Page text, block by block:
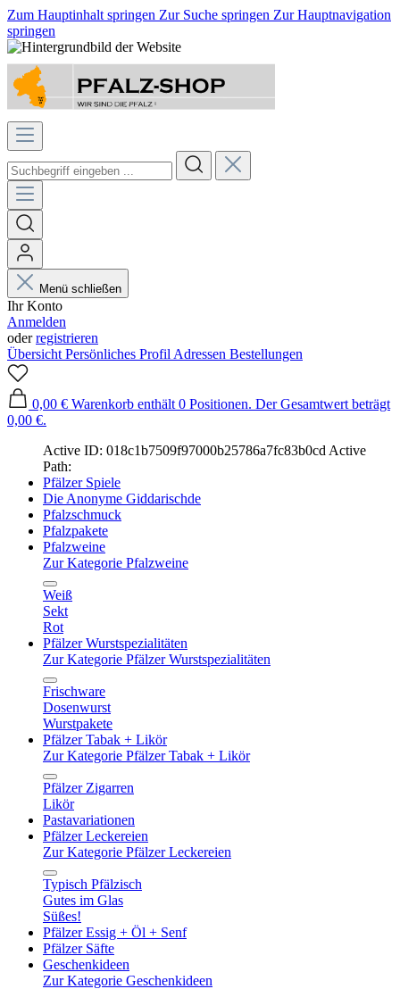
Zum Hauptinhalt springen Zur Suche springen Zur Hauptnavigation
springen
Menü schließen
Ihr Konto
Anmelden
oderregistrieren
Übersicht Persönliches Profil Adressen Bestellungen
0,00 € Warenkorb enthält 0 Positionen. Der Gesamtwert beträgt
0,00 €.
Active ID: 018c1b7509f97000b25786a7fc83b0cd Active
Path:
Pfälzer Spiele
Die Anonyme Giddarischde
Pfalzschmuck
Pfalzpakete
Pfalzweine
Zur Kategorie Pfalzweine
Weiß
Sekt
Rot
Pfälzer Wurstspezialitäten
Zur Kategorie Pfälzer Wurstspezialitäten
Frischware
Dosenwurst
Wurstpakete
Pfälzer Tabak + Likör
Zur Kategorie Pfälzer Tabak + Likör
Pfälzer Zigarren
Likör
Pastavariationen
Pfälzer Leckereien
Zur Kategorie Pfälzer Leckereien
Typisch Pfälzisch
Gutes im Glas
Süßes!
Pfälzer Essig + Öl + Senf
Pfälzer Säfte
Geschenkideen
Zur Kategorie Geschenkideen